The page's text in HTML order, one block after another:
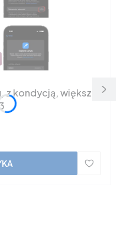
z kondycją, większa